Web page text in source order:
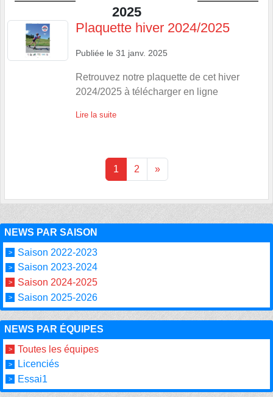
2025
Plaquette hiver 2024/2025
Publiée le 31 janv. 2025
Retrouvez notre plaquette de cet hiver
2024/2025 à télécharger en ligne
Lire la suite
1 2 »
NEWS PAR SAISON
Saison 2022-2023
Saison 2023-2024
Saison 2024-2025
Saison 2025-2026
NEWS PAR ÉQUIPES
Toutes les équipes
Licenciés
Essai1